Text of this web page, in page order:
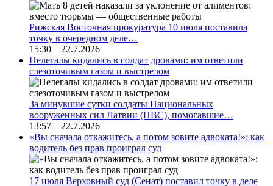
Рижская Восточная прокуратура 10 июля поставила
точку в очередном деле…
15:30 22.7.2026
Нелегалы кидались в солдат дровами: им ответили
слезоточивым газом и выстрелом
За минувшие сутки солдаты Национальных
вооруженных сил Латвии (НВС), помогавшие…
13:57 22.7.2026
«Вы сначала откажитесь, а потом зовите адвоката!»: как
водитель без прав проиграл суд
17 июля Верховный суд (Сенат) поставил точку в деле